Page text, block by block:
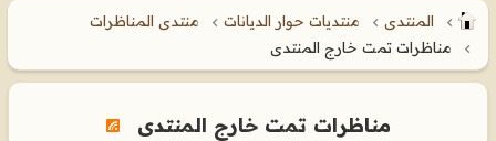
المنتدى منتديات حوار الديانات
منتدى المناظرات
مناظرات تمت خارج المنتدى
مناظرات تمت خارج المنتدى